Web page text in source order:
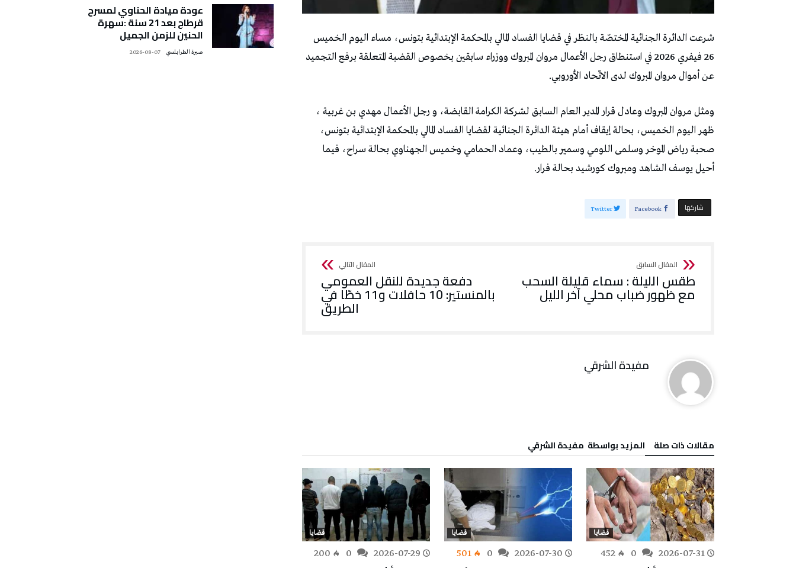
شرعت الدائرة الجنائية المختصّة بالنظر في قضايا الفساد المالي بالمحكمة الإبتدائية بتونس، مساء اليوم الخميس
26 فيفري 2026 في استنطاق رجل الأعمال مروان المبروك ووزراء سابقين بخصوص القضبة المتعلقة برفع التجميد
عن أموال مروان المبروك لدى الاتّحاد الأوروبي.
ومثل مروان المبروك وعادل قرار المدير العام السابق لشركة الكرامة القابضة، و رجل الأعمال مهدي بن غربية ،
ظهر اليوم الخميس، بحالة إيقاف أمام هيئة الدائرة الجنائية لقضايا الفساد المالي بالمحكمة الإبتدائية بتونس،
صحبة رياض الموخر وسلمى اللومي وسمير بالطيب، وعماد الحمامي وخميس الجهناوي بحالة سراح، فيما
أحيل يوسف الشاهد ومبروك كورشيد بحالة فرار.
‫‫ شاركها‬ Facebook
Twitter
طقس الليلة : سماء قليلة السحب
مع ظهور ضباب محلي آخر الليل
دفعة جديدة للنقل العمومي
بالمنستير: 10 حافلات و11 خطّا في
الطريق
مفيدة الشرقي
‫مقالات ذات صلة‬ ‫‫المزيد بواسطة‬ ‬ مفيدة الشرقي
قضايا
2026-07-31
452
قضايا
2026-07-30
501
قضايا
2026-07-29
200
عودة ميادة الحناوي لمسرح
قرطاج بعد 21 سنة :سهرة
الحنين للزمن الجميل
صبرة الطرابلسي 2026-08-07